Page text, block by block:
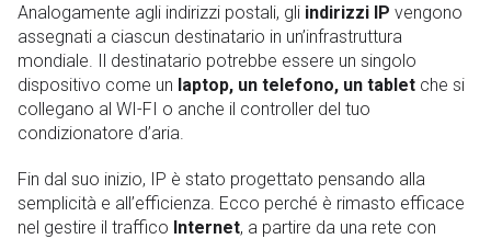
Analogamente agli indirizzi postali, gli indirizzi IP vengono
assegnati a ciascun destinatario in un’infrastruttura
mondiale. Il destinatario potrebbe essere un singolo
dispositivo come un laptop, un telefono, un tablet che si
collegano al WI-FI o anche il controller del tuo
condizionatore d’aria.
Fin dal suo inizio, IP è stato progettato pensando alla
semplicità e all’efficienza. Ecco perché è rimasto efficace
nel gestire il traffico Internet, a partire da una rete con